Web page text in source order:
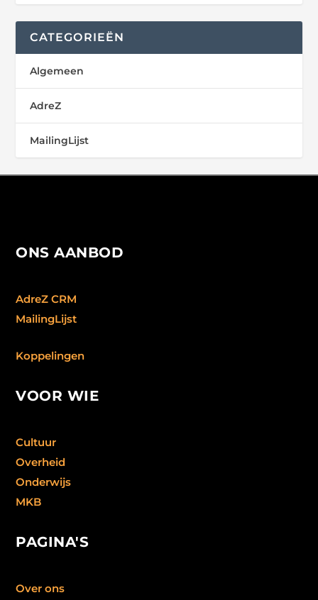
CATEGORIEËN
Algemeen
AdreZ
MailingLijst
ONS AANBOD
AdreZ CRM
MailingLijst
Koppelingen
VOOR WIE
Cultuur
Overheid
Onderwijs
MKB
PAGINA'S
Over ons